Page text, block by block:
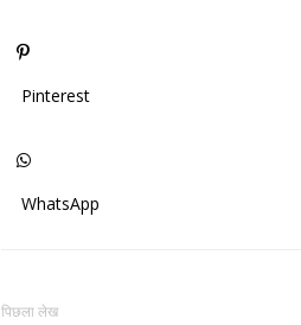
Pinterest
WhatsApp
पिछला लेख